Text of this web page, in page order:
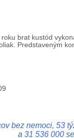
brat kustód
Predstaveným
bez nemoci, 53
a 31 536 000